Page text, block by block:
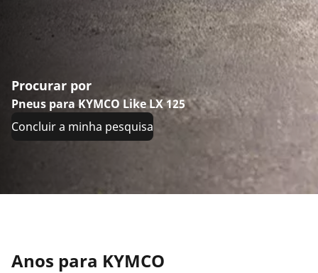
Procurar por
Pneus para KYMCO Like LX 125
Concluir a minha pesquisa
Anos para KYMCO